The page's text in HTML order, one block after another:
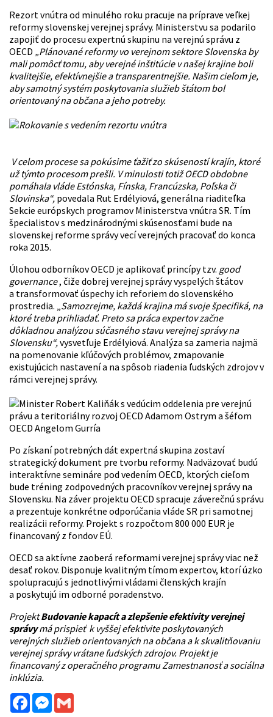
Rezort vnútra od minulého roku pracuje na príprave veľkej
reformy slovenskej verejnej správy. Ministerstvu sa podarilo
zapojiť do procesu expertnú skupinu na verejnú správu z
OECD „Plánované reformy vo verejnom sektore Slovenska by
mali pomôcť tomu, aby verejné inštitúcie v našej krajine boli
kvalitejšie, efektívnejšie a transparentnejšie. Našim cieľom je,
aby samotný systém poskytovania služieb štátom bol
orientovaný na občana a jeho potreby.
V celom procese sa pokúsime ťažiť zo skúseností krajín, ktoré
už týmto procesom prešli. V minulosti totiž OECD obdobne
pomáhala vláde Estónska, Fínska, Francúzska, Poľska či
Slovinska“, povedala Rut Erdélyiová, generálna riaditeľka
Sekcie európskych programov Ministerstva vnútra SR. Tím
špecialistov s medzinárodnými skúsenosťami bude na
slovenskej reforme správy vecí verejných pracovať do konca
roka 2015.
Úlohou odborníkov OECD je aplikovať princípy tzv. good
governance, čiže dobrej verejnej správy vyspelých štátov
a transformovať úspechy ich reforiem do slovenského
prostredia. „Samozrejme, každá krajina má svoje špecifiká, na
ktoré treba prihliadať. Preto sa práca expertov začne
dôkladnou analýzou súčasného stavu verejnej správy na
Slovensku“,vysvetľuje Erdélyiová. Analýza sa zameria najmä
na pomenovanie kľúčových problémov, zmapovanie
existujúcich nastavení a na spôsob riadenia ľudských zdrojov v
rámci verejnej správy.
Po získaní potrebných dát expertná skupina zostaví
strategický dokument pre tvorbu reformy. Nadväzovať budú
interaktívne semináre pod vedením OECD, ktorých cieľom
bude tréning zodpovedných pracovníkov verejnej správy na
Slovensku. Na záver projektu OECD spracuje záverečnú správu
a prezentuje konkrétne odporúčania vláde SR pri samotnej
realizácii reformy. Projekt s rozpočtom 800 000 EUR je
financovaný z fondov EÚ.
OECD sa aktívne zaoberá reformami verejnej správy viac než
desať rokov. Disponuje kvalitným tímom expertov, ktorí úzko
spolupracujú s jednotlivými vládami členských krajín
a poskytujú im odborné poradenstvo.
ProjektBudovanie kapacít a zlepšenie efektivity verejnej
správymá prispieť k vyššej efektivite poskytovaných
verejných služieb orientovaných na občana a k skvalitňovaniu
verejnej správy vrátane ľudských zdrojov. Projekt je
financovaný z operačného programu Zamestnanosť a sociálna
inklúzia.
FacebookMessenger